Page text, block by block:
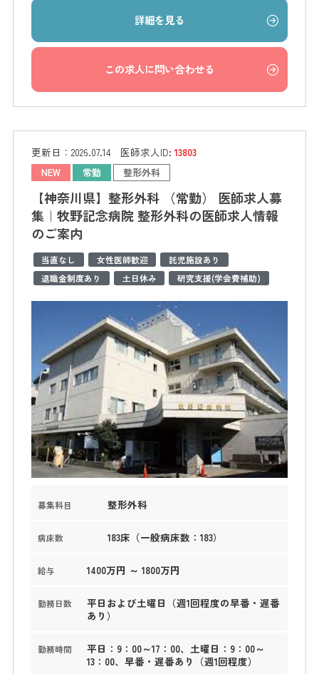
詳細を見る
この求人に問い合わせる
更新日： 2026.07.14 医師求人ID:13803
NEW 常勤 整形外科
【神奈川県】整形外科 （常勤） 医師求人募
集｜牧野記念病院 整形外科の医師求人情報
のご案内
当直なし 女性医師歓迎
託児施設あり
退職金制度あり
土日休み 研究支援(学会費補助)
募集科目 整形外科
病床数 183床（一般病床数：183）
給与 1400万円 ～ 1800万円
勤務日数
平日および土曜日（週1回程度の早番・遅番
あり）
勤務時間
平日：9：00～17：00、土曜日：9：00～
13：00、早番・遅番あり（週1回程度）